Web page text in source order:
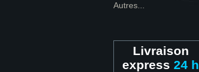
Autres...
Livraison
express 24 h